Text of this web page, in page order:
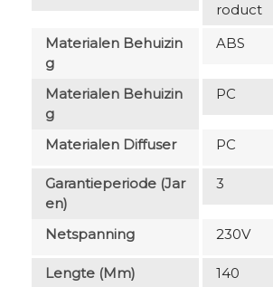
roduct
Materialen Behuizin
G
ABS
Materialen Behuizin
G
PC
Materialen Diffuser PC
Garantieperiode (jar
En)
3
Netspanning 230V
Lengte (mm) 140